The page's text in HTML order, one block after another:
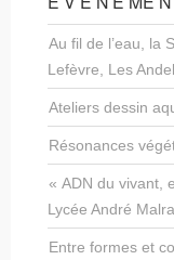
Au fil de l’eau, la
Lefèvre, Les
Ateliers dessin
Résonances
« ADN du vivant,
Lycée André
Entre formes et